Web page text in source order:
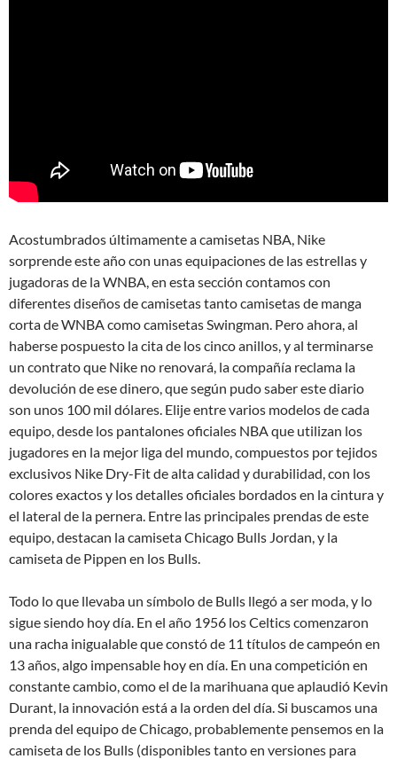
Acostumbrados últimamente a camisetas NBA, Nike
sorprende este año con unas equipaciones de las estrellas y
jugadoras de la WNBA, en esta sección contamos con
diferentes diseños de camisetas tanto camisetas de manga
corta de WNBA como camisetas Swingman. Pero ahora, al
haberse pospuesto la cita de los cinco anillos, y al terminarse
un contrato que Nike no renovará, la compañía reclama la
devolución de ese dinero, que según pudo saber este diario
son unos 100 mil dólares. Elije entre varios modelos de cada
equipo, desde los pantalones oficiales NBA que utilizan los
jugadores en la mejor liga del mundo, compuestos por tejidos
exclusivos Nike Dry-Fit de alta calidad y durabilidad, con los
colores exactos y los detalles oficiales bordados en la cintura y
el lateral de la pernera. Entre las principales prendas de este
equipo, destacan la camiseta Chicago Bulls Jordan, y la
camiseta de Pippen en los Bulls.
Todo lo que llevaba un símbolo de Bulls llegó a ser moda, y lo
sigue siendo hoy día. En el año 1956 los Celtics comenzaron
una racha inigualable que constó de 11 títulos de campeón en
13 años, algo impensable hoy en día. En una competición en
constante cambio, como el de la marihuana que aplaudió Kevin
Durant, la innovación está a la orden del día. Si buscamos una
prenda del equipo de Chicago, probablemente pensemos en la
camiseta de los Bulls (disponibles tanto en versiones para